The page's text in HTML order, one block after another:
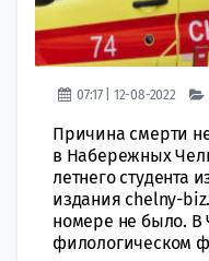
07:17 | 12-08-2022
Причина смерти
в Набережных
летнего студента
издания chelny-
номере не было. В
филологическом